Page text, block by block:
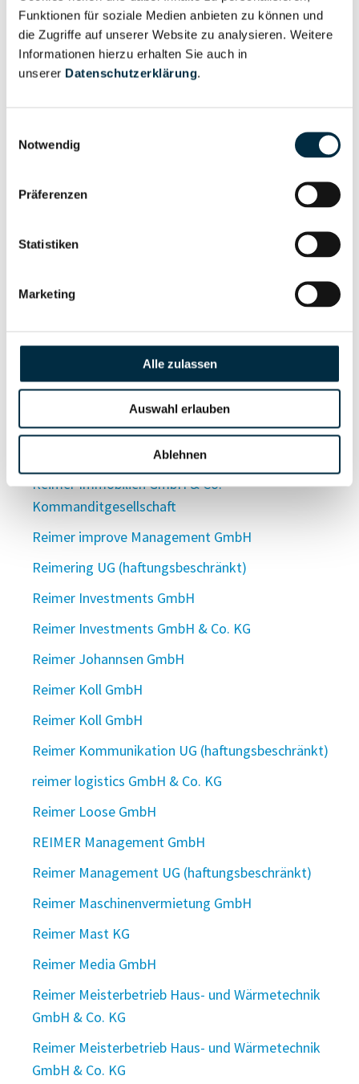
Funktionen für soziale Medien anbieten zu können und
die Zugriffe auf unserer Website zu analysieren. Weitere
Informationen hierzu erhalten Sie auch in
unserer Datenschutzerklärung.
Notwendig
Präferenzen
Statistiken
Marketing
Alle zulassen
Auswahl erlauben
Ablehnen
(haftungsbeschränkt) & Co. KG
Reimer Grundstücksverwaltungsgesellschaft mit
beschränkter Haftung
Reimer Grundstücksverwaltung UG
Reimer Hauschildt GmbH
Reimer Holding eG
Reimer Holding UG (haftungsbeschränkt)
Reimer Holz und Platten GmbH
Reimer Immobilien GmbH
"Reimer Immobilien GmbH"
Reimer Immobilien GmbH & Co.
Kommanditgesellschaft
Reimer improve Management GmbH
Reimering UG (haftungsbeschränkt)
Reimer Investments GmbH
Reimer Investments GmbH & Co. KG
Reimer Johannsen GmbH
Reimer Koll GmbH
Reimer Koll GmbH
Reimer Kommunikation UG (haftungsbeschränkt)
reimer logistics GmbH & Co. KG
Reimer Loose GmbH
REIMER Management GmbH
Reimer Management UG (haftungsbeschränkt)
Reimer Maschinenvermietung GmbH
Reimer Mast KG
Reimer Media GmbH
Reimer Meisterbetrieb Haus- und Wärmetechnik
GmbH & Co. KG
Reimer Meisterbetrieb Haus- und Wärmetechnik
GmbH & Co. KG